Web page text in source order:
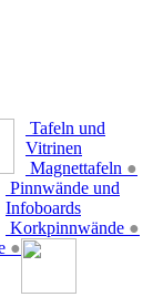
Tafeln und
Vitrinen
Magnettafeln ●
Pinnwände und
Infoboards
Korkpinnwände ●
●